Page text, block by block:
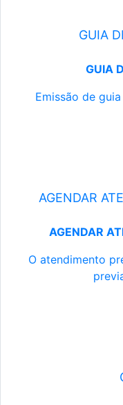
GUIA
GUIA
Emissão de
AGENDAR
AGENDAR
O atendimento